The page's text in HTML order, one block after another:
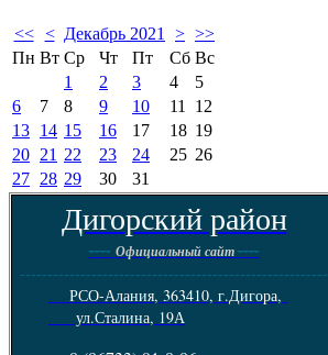
<< < Декабрь 2021 > >>
Пн Вт Ср Чт Пт Сб Вс
1
2 3 4
5
6
7 8 9 10 11
12
13 14 15 16 17 18 19
20 21 22 23 24 25 26
27 28 29 30 31
Дигорский район
---- Официальный сайт----
--------------------------------------------------------
РСО-Алания, 363410, г.Дигора,
ул.Сталина, 19А